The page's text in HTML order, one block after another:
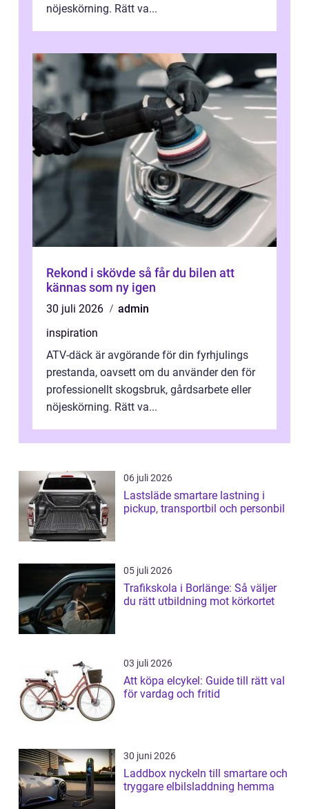
nöjeskörning. Rätt va...
Rekond i skövde så får du bilen att
kännas som ny igen
30 juli 2026
admin
inspiration
ATV-däck är avgörande för din fyrhjulings
prestanda, oavsett om du använder den för
professionellt skogsbruk, gårdsarbete eller
nöjeskörning. Rätt va...
06 juli 2026
Lastsläde smartare lastning i
pickup, transportbil och personbil
05 juli 2026
Trafikskola i Borlänge: Så väljer
du rätt utbildning mot körkortet
03 juli 2026
Att köpa elcykel: Guide till rätt val
för vardag och fritid
30 juni 2026
Laddbox nyckeln till smartare och
tryggare elbilsladdning hemma